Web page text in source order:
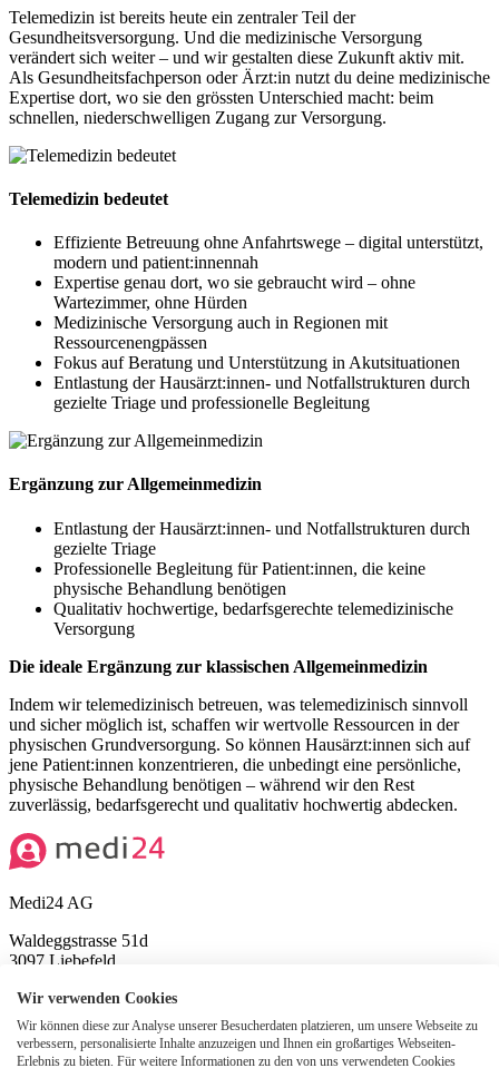
Telemedizin ist bereits heute ein zentraler Teil der
Gesundheitsversorgung. Und die medizinische Versorgung
verändert sich weiter – und wir gestalten diese Zukunft aktiv mit.
Als Gesundheitsfachperson oder Ärzt:in nutzt du deine medizinische
Expertise dort, wo sie den grössten Unterschied macht: beim
schnellen, niederschwelligen Zugang zur Versorgung.
Telemedizin bedeutet
Effiziente Betreuung ohne Anfahrtswege – digital unterstützt,
modern und patient:innennah
Expertise genau dort, wo sie gebraucht wird – ohne
Wartezimmer, ohne Hürden
Medizinische Versorgung auch in Regionen mit
Ressourcenengpässen
Fokus auf Beratung und Unterstützung in Akutsituationen
Entlastung der Hausärzt:innen- und Notfallstrukturen durch
gezielte Triage und professionelle Begleitung
Ergänzung zur Allgemeinmedizin
Entlastung der Hausärzt:innen- und Notfallstrukturen durch
gezielte Triage
Professionelle Begleitung für Patient:innen, die keine
physische Behandlung benötigen
Qualitativ hochwertige, bedarfsgerechte telemedizinische
Versorgung
Die ideale Ergänzung zur klassischen Allgemeinmedizin
Indem wir telemedizinisch betreuen, was telemedizinisch sinnvoll
und sicher möglich ist, schaffen wir wertvolle Ressourcen in der
physischen Grundversorgung. So können Hausärzt:innen sich auf
jene Patient:innen konzentrieren, die unbedingt eine persönliche,
physische Behandlung benötigen – während wir den Rest
zuverlässig, bedarfsgerecht und qualitativ hochwertig abdecken.
Medi24 AG
Waldeggstrasse 51d
3097 Liebefeld
Tel:+41 31 340 05 00
ZSR O388902
Wir verwenden Cookies
Wir können diese zur Analyse unserer Besucherdaten platzieren, um unsere Webseite zu
verbessern, personalisierte Inhalte anzuzeigen und Ihnen ein großartiges Webseiten-
Erlebnis zu bieten. Für weitere Informationen zu den von uns verwendeten Cookies